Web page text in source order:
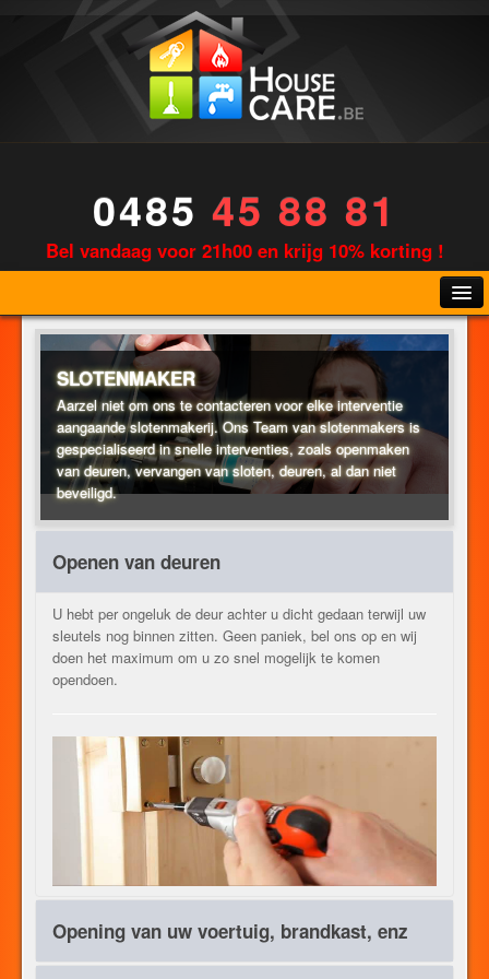
0485 45 88 81
Bel vandaag voor 21h00 en krijg 10% korting !
LOODGIETERIJ
VERWARMING
ANDER BEROEPEN
SLOTENMAKER
Aarzel niet om ons te contacteren voor elke interventie
aangaande slotenmakerij. Ons Team van slotenmakers is
gespecialiseerd in snelle interventies, zoals openmaken
van deuren, vervangen van sloten, deuren, al dan niet
beveiligd.
Openen van deuren
U hebt per ongeluk de deur achter u dicht gedaan terwijl uw
sleutels nog binnen zitten. Geen paniek, bel ons op en wij
doen het maximum om u zo snel mogelijk te komen
opendoen.
Opening van uw voertuig, brandkast, enz